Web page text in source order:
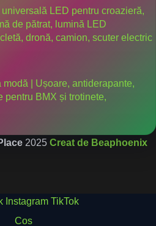
LED pentru croazieră,
de pătrat, lumină LED
dronă, camion, scuter electric
| Ușoare, antiderapante,
pentru BMX și trotinete,
2025 Creat de Beaphoenix
Instagram TikTok
Cos